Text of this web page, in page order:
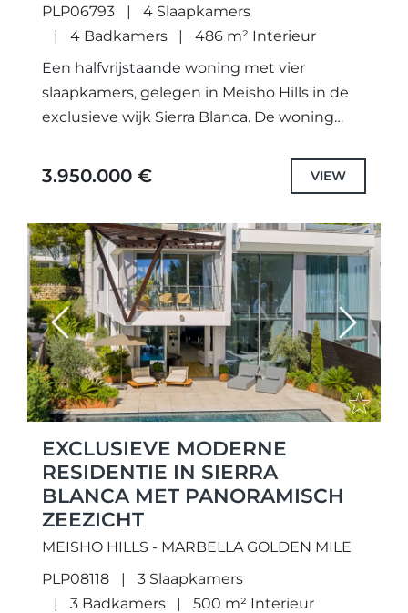
PLP06793
4 Slaapkamers
4 Badkamers
486 m² Interieur
Een halfvrijstaande woning met vier
slaapkamers, gelegen in Meisho Hills in de
exclusieve wijk Sierra Blanca. De woning
gastentoilet, verdeeld over meerdere
3.950.000 € VIEW
Previous Next
EXCLUSIEVE MODERNE
RESIDENTIE IN SIERRA
BLANCA MET PANORAMISCH
ZEEZICHT
MEISHO HILLS - MARBELLA GOLDEN MILE
PLP08118
3 Slaapkamers
3 Badkamers
500 m² Interieur